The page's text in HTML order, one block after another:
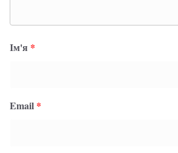
Ім'я *
Email *